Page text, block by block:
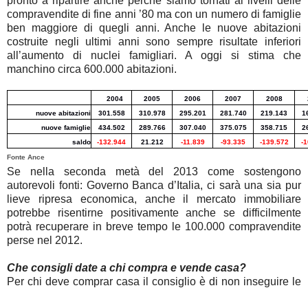
compravendite di fine anni ’80 ma con un numero di famiglie
ben maggiore di quegli anni. Anche le nuove abitazioni
costruite negli ultimi anni sono sempre risultate inferiori
all’aumento di nuclei famigliari. A oggi si stima che
manchino circa 600.000 abitazioni.
2004 2005 2006 2007 2008
nuove abitazioni
301.558 310.978 295.201 281.740 219.143
nuove famiglie
434.502 289.766 307.040 375.075 358.715
saldo
-132.944 21.212 -11.839 -93.335 -139.572
-
Fonte Ance
Se nella seconda metà del 2013 come sostengono
autorevoli fonti: Governo Banca d’Italia, ci sarà una sia pur
lieve ripresa economica, anche il mercato immobiliare
potrebbe risentirne positivamente anche se difficilmente
potrà recuperare in breve tempo le 100.000 compravendite
perse nel 2012.
Che consigli date a chi compra e vende casa?
Per chi deve comprar casa il consiglio è di non inseguire le